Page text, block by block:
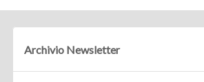
Archivio Newsletter